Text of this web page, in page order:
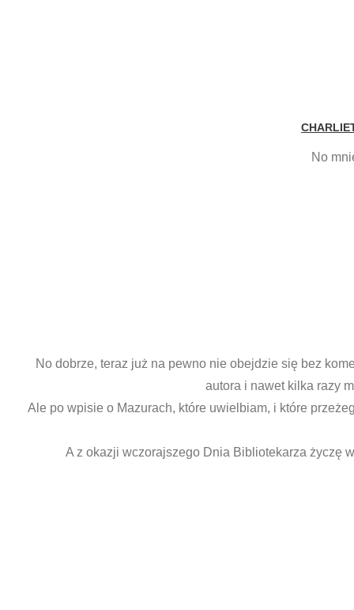
No
No dobrze, teraz już na pewno nie obejdzie się bez
autora i nawet kilka razy
Ale po wpisie o Mazurach, które uwielbiam, i które
A z okazji wczorajszego Dnia Bibliotekarza życzę